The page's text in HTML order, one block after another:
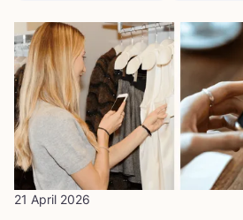
21 April 2026